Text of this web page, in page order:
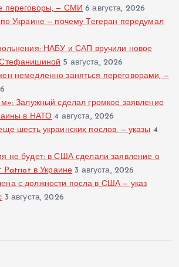
переговоры, — СМИ 6 августа, 2026
Украине — почему Тегеран передумал
НАБУ и САП вручили новое
5 августа, 2026
немедленно заняться переговорами, —
Залужный сделал громкое заявление
в НАТО 4 августа, 2026
шесть украинских послов, — указы 4
не будет: в США сделали заявление о
Patriot в Украине 3 августа, 2026
с должности посла в США — указ
3 августа, 2026